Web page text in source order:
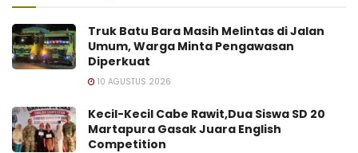
Truk Batu Bara Masih Melintas di Jalan
Umum, Warga Minta Pengawasan
Diperkuat
10 AGUSTUS 2026
Kecil-Kecil Cabe Rawit,Dua Siswa SD 20
Martapura Gasak Juara English
Competition